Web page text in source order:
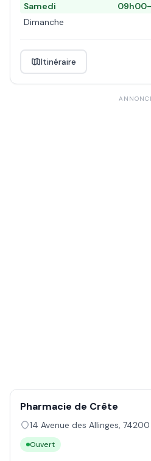
Samedi
Dimanche
Itinéraire
Pharmacie de Crête
14 Avenue des Allinges, 74200
Ouvert